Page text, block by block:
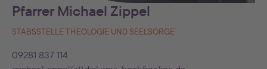
Pfarrer Michael Zippel
STABSSTELLE THEOLOGIE UND SEELSORGE
09281 837 114